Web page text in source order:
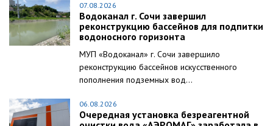
07.08.2026
Водоканал г. Сочи завершил
реконструкцию бассейнов для подпитки
водоносного горизонта
МУП «Водоканал» г. Сочи завершило
реконструкцию бассейнов искусственного
пополнения подземных вод...
06.08.2026
Очередная установка безреагентной